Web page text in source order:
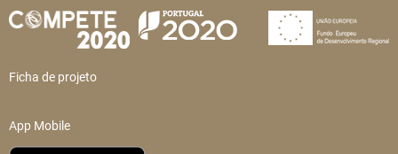
Ficha de projeto
App Mobile